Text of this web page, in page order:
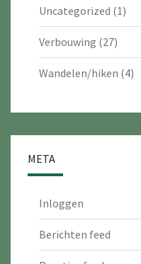
Uncategorized (1)
Verbouwing (27)
Wandelen/hiken (4)
META
Inloggen
Berichten feed